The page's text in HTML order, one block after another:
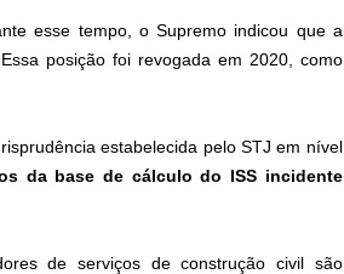
esse tempo, o Supremo indicou que a
posição foi revogada em 2020, como
estabelecida pelo STJ em nível
da base de cálculo do ISS incidente
de serviços de construção civil são